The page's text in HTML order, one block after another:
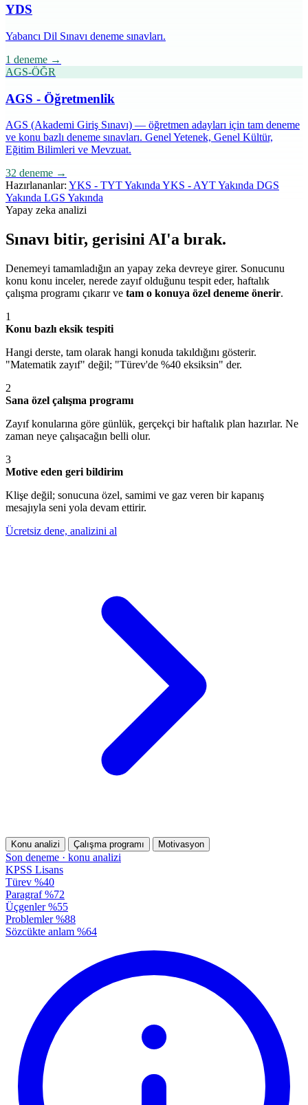
YDS
Yabancı Dil Sınavı deneme sınavları.
1 deneme →
AGS-ÖĞR
AGS - Öğretmenlik
AGS (Akademi Giriş Sınavı) — öğretmen adayları için tam deneme
ve konu bazlı deneme sınavları. Genel Yetenek, Genel Kültür,
Eğitim Bilimleri ve Mevzuat.
32 deneme →
Hazırlananlar: YKS - TYTYakında YKS - AYTYakında DGS
Yakında LGS Yakında
Yapay zeka analizi
Sınavı bitir, gerisini AI'a bırak.
Denemeyi tamamladığın an yapay zeka devreye girer. Sonucunu
konu konu inceler, nerede zayıf olduğunu tespit eder, haftalık
çalışma programı çıkarır ve tam o konuya özel deneme önerir.
1
Konu bazlı eksik tespiti
Hangi derste, tam olarak hangi konuda takıldığını gösterir.
"Matematik zayıf" değil; "Türev'de %40 eksiksin" der.
2
Sana özel çalışma programı
Zayıf konularına göre günlük, gerçekçi bir haftalık plan hazırlar. Ne
zaman neye çalışacağın belli olur.
3
Motive eden geri bildirim
Klişe değil; sonucuna özel, samimi ve gaz veren bir kapanış
mesajıyla seni yola devam ettirir.
Ücretsiz dene, analizini al
Konu analizi Çalışma programı Motivasyon
Son deneme · konu analizi
KPSS Lisans
Türev %40
Paragraf %72
Üçgenler %55
Problemler %88
Sözcükte anlam %64